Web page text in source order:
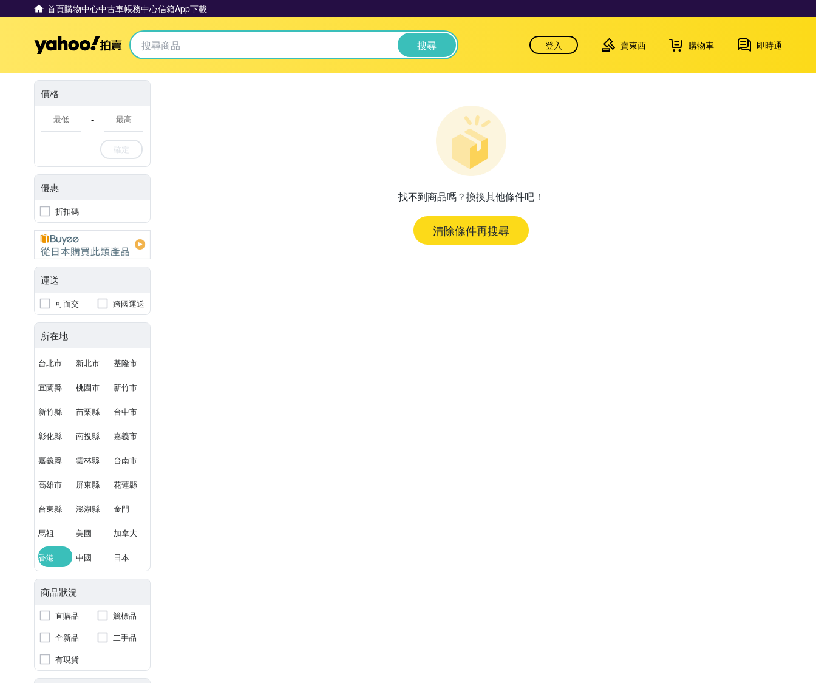
首頁購物中心中古車帳務中心信箱App下載
Yahoo拍賣 搜尋 登入 賣東西 購物車 即時通
價格
-
確定
優惠
折扣碼
運送
可面交 跨國運送
所在地
台北市 新北市 基隆市
宜蘭縣 桃園市 新竹市
新竹縣 苗栗縣 台中市
彰化縣 南投縣 嘉義市
嘉義縣 雲林縣 台南市
高雄市 屏東縣 花蓮縣
台東縣 澎湖縣 金門
馬祖 美國 加拿大
香港 中國 日本
商品狀況
直購品
競標品
全新品
二手品
有現貨
找不到商品嗎？換換其他條件吧！
清除條件再搜尋